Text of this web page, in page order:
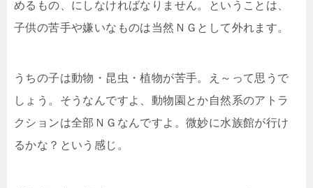
めるもの、にしなければなりません。ということは、
子供の苦手や嫌いなものは当然ＮＧとして外れます。
うちの子は動物・昆虫・植物が苦手。え～って思うで
しょう。そうなんですよ、動物園とか自然系のアトラ
クションは全部ＮＧなんですよ。微妙に水族館が行け
るかな？という感じ。